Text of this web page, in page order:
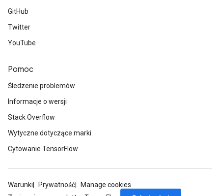
GitHub
Twitter
YouTube
Pomoc
Śledzenie problemów
Informacje o wersji
Stack Overflow
Wytyczne dotyczące marki
Cytowanie TensorFlow
Warunki Prywatność
Manage cookies